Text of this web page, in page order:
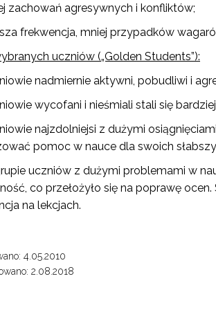
zachowań agresywnych i konfliktów;
frekwencja, mniej przypadków
uczniów („Golden Students”):
nadmiernie aktywni, pobudliwi i
wycofani i nieśmiali stali się
najzdolniejsi z dużymi
pomoc w nauce dla swoich
uczniów z dużymi problemami w
co przełożyło się na poprawę
na lekcjach.
4.05.2010
2.08.2018
i programach.
e-mail:
zgodę na przetwarzanie moich danych
marketingowych.
Zapisuję się